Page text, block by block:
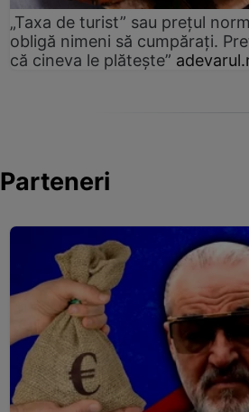
„Taxa de turist” sau prețul
obligă nimeni să cumpărați.
că cineva le plătește”
Parteneri